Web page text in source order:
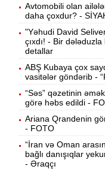
15:28
“Tarqovı”dakı
-VİDEOLAR
15:13
Velosipedlər
ölkələrdən və
14:59
Pərvin Abıyeva
çəkdi -
14:43
Bakıda 70 min
oğurlayan
14:26
Samir Şərifova
Avtomobili olan
daha çoxdur? -
"Yəhudi David
çıxdı! - Bir dələduzla
detallar
ABŞ Kubaya çox
vasitələr göndərib -
“Səs” qəzetinin
görə həbs edildi -
Ariana Qrandenin
- FOTO
“İran və Oman
bağlı danışıqlar
- Əraqçı